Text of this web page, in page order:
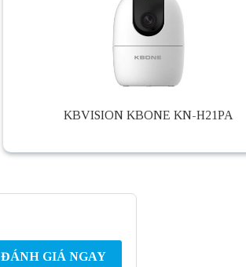
KBVISION KBONE KN-H21PA
ĐÁNH GIÁ NGAY